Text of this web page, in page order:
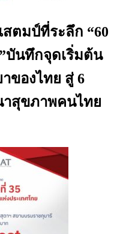
ตมป์ที่ระลึก “60
บันทึกจุดเริ่มต้น
ของไทย สู่ 6
สุขภาพคนไทย